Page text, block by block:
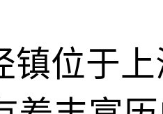
镇位于